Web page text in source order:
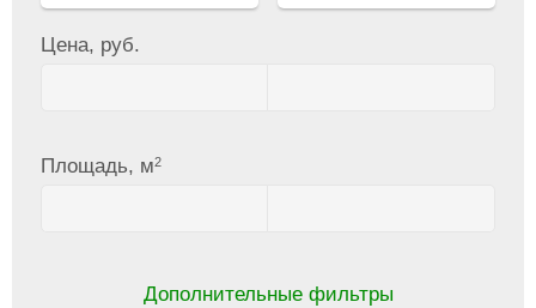
Цена, руб.
Площадь, м2
Дополнительные фильтры